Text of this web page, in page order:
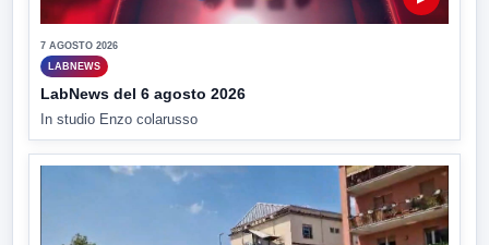
7 AGOSTO 2026
LABNEWS
LabNews del 6 agosto 2026
In studio Enzo colarusso